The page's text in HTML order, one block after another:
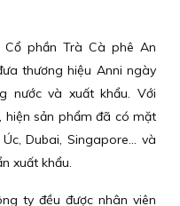
phần Trà Cà phê An
thương hiệu Anni ngày
nước và xuất khẩu. Với
hiện sản phẩm đã có mặt
Dubai, Singapore... và
xuất khẩu.
ty đều được nhân viên